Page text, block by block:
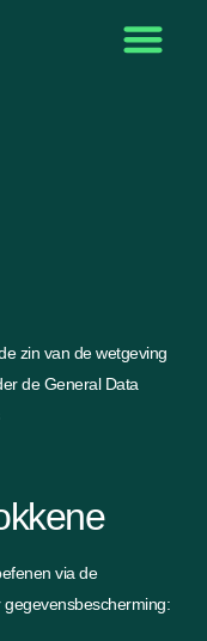
zin van de wetgeving
de General Data
via de